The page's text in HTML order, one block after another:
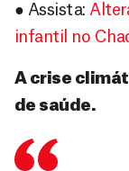
● Assista:
infantil no
A crise
de saúde.